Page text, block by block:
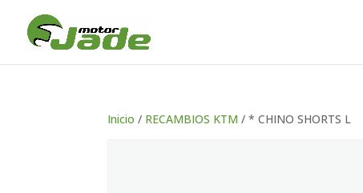
Inicio / RECAMBIOS KTM / * CHINO SHORTS L